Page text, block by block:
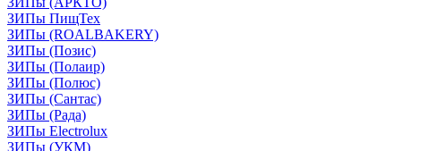
ЗИПы ПищТех
ЗИПы (ROALBAKERY)
ЗИПы (Позис)
ЗИПы (Полаир)
ЗИПы (Полюс)
ЗИПы (Сантас)
ЗИПы (Рада)
ЗИПы Electrolux
ЗИПы (УКМ)